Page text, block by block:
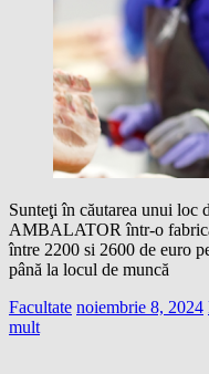
Sunteţi în căutarea unui loc
AMBALATOR într-o
între 2200 si 2600 de euro
până la locul de muncă
Facultate noiembrie 8, 2024
mult